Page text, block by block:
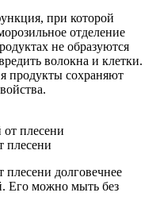
при которой
отделение
не образуются
волокна и клетки.
продукты сохраняют
плесени
плесени долговечнее
Его можно мыть без